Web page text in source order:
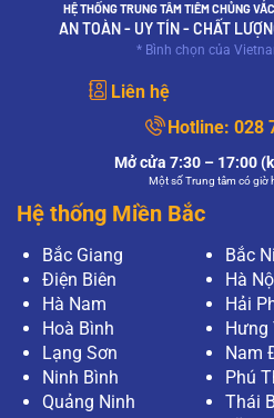
HỆ THỐNG TRUNG TÂM TIÊM CHỦNG
AN TOÀN - UY TÍN - CHẤT
* Bình chọn của
Liên hệ
Hotline: 028
Mở cửa 7:30 – 17:00
Một số Trung tâm có giờ
Hệ thống Miền Bắc
Bắc Giang
Bắc
Điện Biên
Hà
Hà Nam
Hải
Hoà Bình
Hưng
Lạng Sơn
Nam
Ninh Bình
Phú
Quảng Ninh
Thái